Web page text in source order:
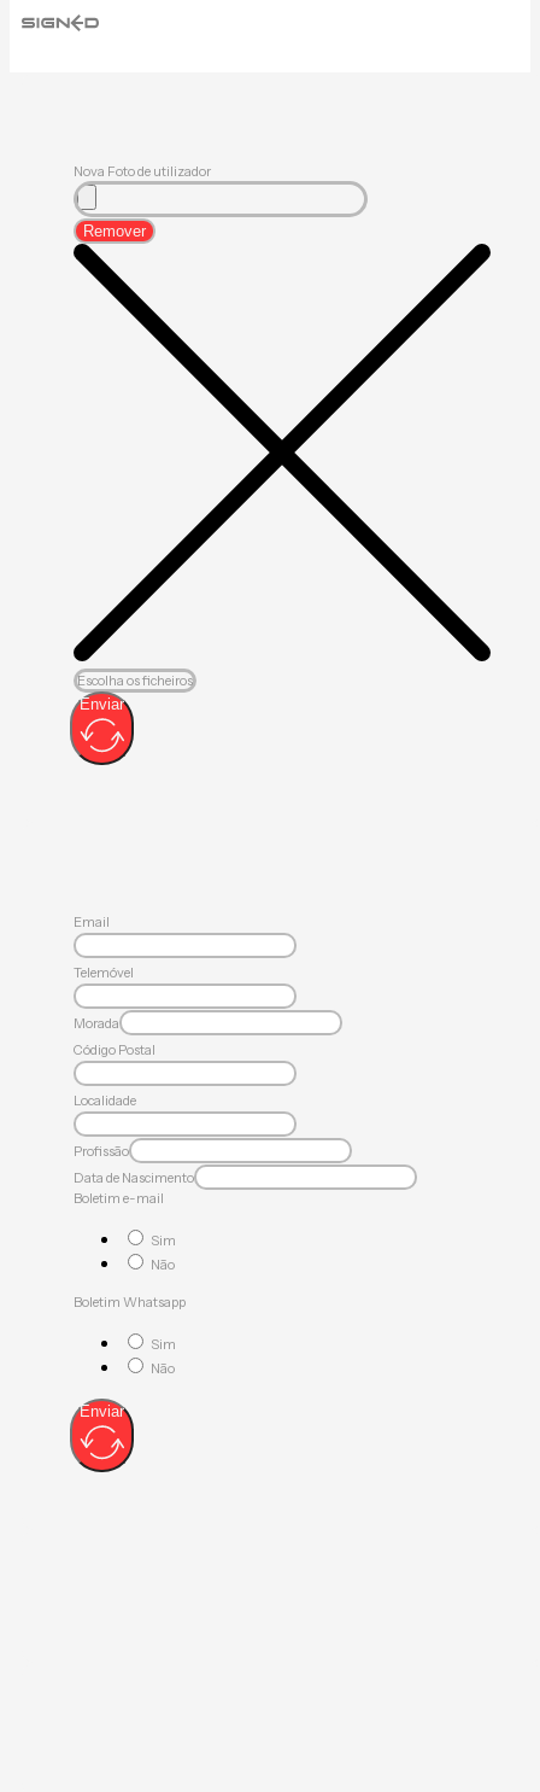
Nova Foto de utilizador
Remover
Escolha os ficheiros
Enviar
Email
Telemóvel
Morada
Código Postal
Localidade
Profissão
Data de Nascimento
Boletim e-mail
Sim
Não
Boletim Whatsapp
Sim
Não
Enviar